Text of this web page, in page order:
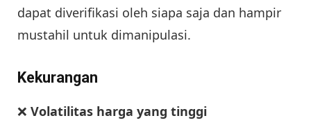
dapat diverifikasi oleh siapa saja dan hampir
mustahil untuk dimanipulasi.
Kekurangan
❌ Volatilitas harga yang tinggi